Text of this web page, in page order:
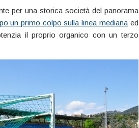
per una storica società del panorama
un primo colpo sulla linea medianaed
il proprio organico con un terzo